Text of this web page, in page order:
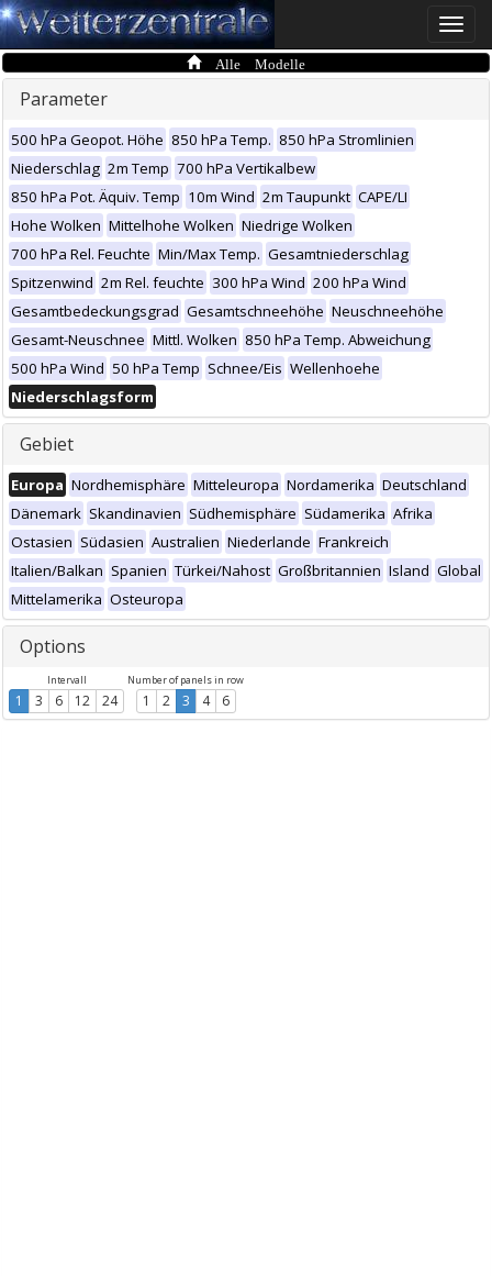
Toggle
Alle Modelle
Parameter
500 hPa Geopot. Höhe 850 hPa Temp. 850 hPa Stromlinien
Niederschlag 2m Temp 700 hPa Vertikalbew
850 hPa Pot. Äquiv. Temp 10m Wind 2m Taupunkt CAPE/LI
Hohe Wolken Mittelhohe Wolken Niedrige Wolken
700 hPa Rel. Feuchte Min/Max Temp. Gesamtniederschlag
Spitzenwind 2m Rel. feuchte 300 hPa Wind 200 hPa Wind
Gesamtbedeckungsgrad Gesamtschneehöhe Neuschneehöhe
Gesamt-Neuschnee Mittl. Wolken 850 hPa Temp. Abweichung
500 hPa Wind 50 hPa Temp Schnee/Eis Wellenhoehe
Niederschlagsform
Gebiet
Europa Nordhemisphäre Mitteleuropa Nordamerika Deutschland
Dänemark Skandinavien Südhemisphäre Südamerika Afrika
Ostasien Südasien Australien Niederlande Frankreich
Italien/Balkan Spanien Türkei/Nahost Großbritannien Island Global
Mittelamerika Osteuropa
Options
Intervall
1 3 6 12 24
Number of panels in row
1 2 3 4 6